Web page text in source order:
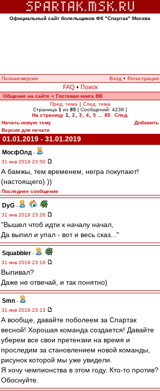
Официальный сайт болельщиков ФК "Спартак" Москва
Полная версия Вход • Регистрация
FAQ • Поиск
Общение на сайте » Гостевая книга ВВ
Пред. тема | След. тема
Страница 1 из 85 [ Сообщений: 4238 ]
На страницу 1 2 3 4 5 85
След.
Начать новую тему
Добавить
Версия для печати
01.01.2019 - 31.01.2019
МосфОлд -
31 янв 2019 23:50
А бамжы, тем временем, негра покупают!
(настоящего) ))
Последнее сообщение
DyG -
31 янв 2019 23:26
"Вышел чтоб идти к началу начал,
Да выпил и упал - вот и весь сказ..."
Squabbler -
31 янв 2019 23:18
Выпивал?
Даже не отвечай, и так понятно)
Smn -
31 янв 2019 23:13
А вообще, давайте поболеем за Спартак
весной! Хорошая команда создается! Давайте
уберем все свои претензии на время и
проследим за становлением новой команды,
рисунок которой мы уже увидели.
Я хочу чемпионства в этом году. Кто-то против?
Обоснуйте.